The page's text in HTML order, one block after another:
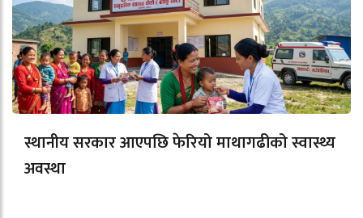
स्थानीय सरकार आएपछि फेरियो माथागढीको स्वास्थ्य
अवस्था